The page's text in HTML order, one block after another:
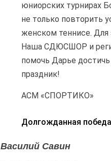
юниорских турнирах
не только повторить
женском теннисе. Для
Наша СДЮСШОР и
помочь Дарье
праздник!
АСМ «СПОРТИКО»
Долгожданная
Василий Савин